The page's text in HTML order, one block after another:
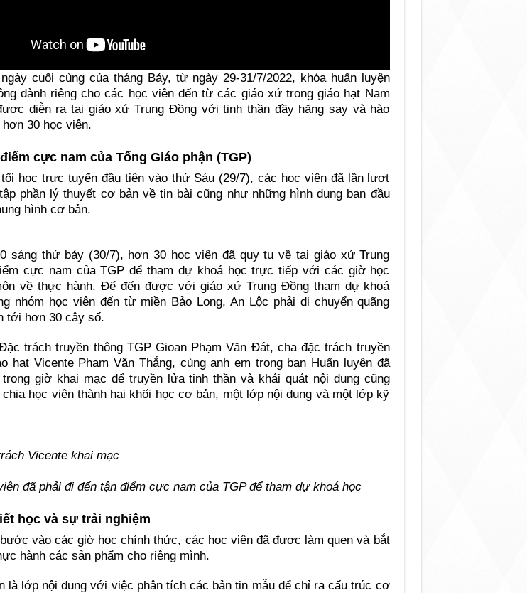
cuối cùng của tháng Bảy, từ ngày 29-31/7/2022, khóa huấn luyện
dành riêng cho các học viên đến từ các giáo xứ trong giáo hạt Nam
diễn ra tại giáo xứ Trung Đồng với tinh thần đầy hăng say và hào
30 học viên.
cực nam của Tổng Giáo phận (TGP)
tối học trực tuyến đầu tiên vào thứ Sáu (29/7), các học viên đã lần lượt
phần lý thuyết cơ bản về tin bài cũng như những hình dung ban đầu
hình cơ bản.
sáng thứ bảy (30/7), hơn 30 học viên đã quy tụ về tại giáo xứ Trung
cực nam của TGP để tham dự khoá học trực tiếp với các giờ học
về thực hành. Để đến được với giáo xứ Trung Đồng tham dự khoá
nhóm học viên đến từ miền Bảo Long, An Lộc phải di chuyển quãng
tới hơn 30 cây số.
trách truyền thông TGP Gioan Phạm Văn Đát, cha đặc trách truyền
hạt Vicente Phạm Văn Thắng, cùng anh em trong ban Huấn luyện đã
trong giờ khai mạc để truyền lửa tinh thần và khái quát nội dung cũng
chia học viên thành hai khối học cơ bản, một lớp nội dung và một lớp kỹ
Vicente khai mạc
đã phải đi đến tận điểm cực nam của TGP để tham dự khoá học
học và sự trải nghiệm
vào các giờ học chính thức, các học viên đã được làm quen và bắt
hành các sản phẩm cho riêng mình.
là lớp nội dung với việc phân tích các bản tin mẫu để chỉ ra cấu trúc cơ